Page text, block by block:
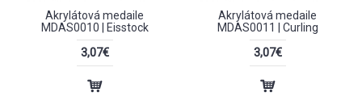
Akrylátová medaile
MDAS0010 | Eisstock
3,07€
Akrylátová medaile
MDAS0011 | Curling
3,07€